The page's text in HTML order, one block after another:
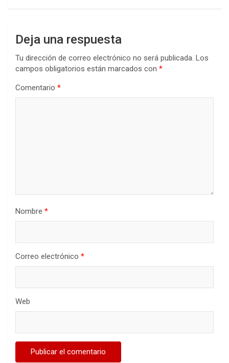
Deja una respuesta
Tu dirección de correo electrónico no será publicada. Los
campos obligatorios están marcados con *
Comentario *
Nombre *
Correo electrónico *
Web